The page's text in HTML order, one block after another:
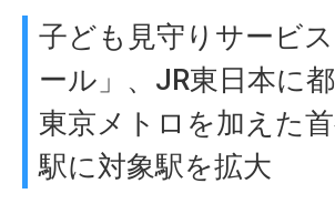
子ども見守りサービ
ール」、JR東日本に
東京メトロを加えた
駅に対象駅を拡大